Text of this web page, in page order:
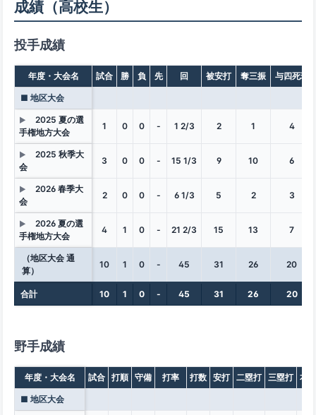
成績（高校生）
投手成績
年度・大会名 試合 勝 負 先 回 被安打 奪三振 与四死球
■ 地区大会
▶
2025 夏の選
手権地方大会
1 0 0 - 1 2/3 2 1 4
▶
2025 秋季大
会
3 0 0 - 15 1/3 9 10 6
▶
2026 春季大
会
2 0 0 - 6 1/3 5 2 3
▶
2026 夏の選
手権地方大会
4 1 0 - 21 2/3 15 13 7
（地区大会 通
算）
10 1 0 - 45 31 26 20
合計 10 1 0 - 45 31 26 20
野手成績
年度・大会名 試合 打順 守備 打率 打数 安打 二塁打 三塁打 本
■ 地区大会